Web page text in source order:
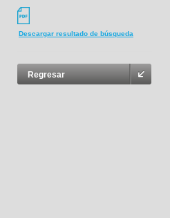
Descargar resultado de búsqueda
Regresar